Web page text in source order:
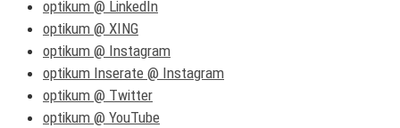
optikum @ LinkedIn
optikum @ XING
optikum @ Instagram
optikum Inserate @ Instagram
optikum @ Twitter
optikum @ YouTube